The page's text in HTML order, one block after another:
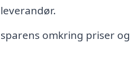
omkring priser og